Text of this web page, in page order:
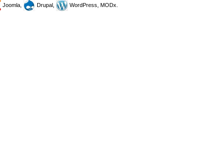
Joomla, Drupal, WordPress, MODx.